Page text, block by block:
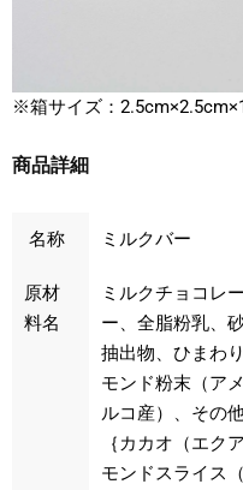
※箱サイズ：
商品詳細
名称 ミルクバー
原材
料名
ミルクチョコレ
ー、全脂粉乳、
抽出物、ひまわ
モンド粉末（ア
ルコ産）、その
｛カカオ（エク
モンドスライス